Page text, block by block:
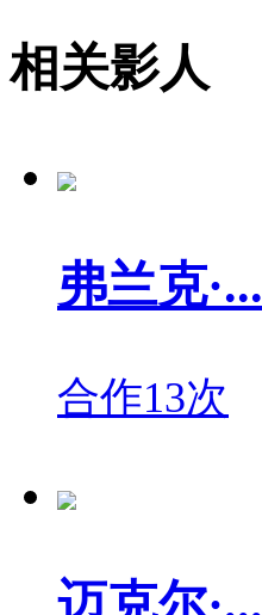
相关影人
弗兰克·...
合作13次